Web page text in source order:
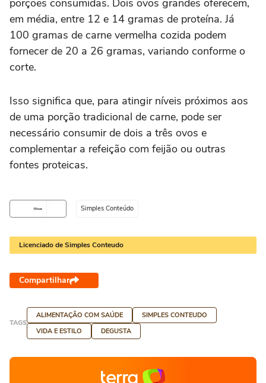
em média, entre 12 e 14 gramas de proteína. Já
100 gramas de carne vermelha cozida podem
fornecer de 20 a 26 gramas, variando conforme o
corte.
Isso significa que, para atingir níveis próximos aos
de uma porção tradicional de carne, pode ser
necessário consumir de dois a três ovos e
complementar a refeição com feijão ou outras
fontes proteicas.
Simples Conteúdo
Licenciado de Simples Conteudo
Compartilhar
TAGS
ALIMENTAÇÃO COM SAÚDE
SIMPLES CONTEUDO
VIDA E ESTILO
DEGUSTA